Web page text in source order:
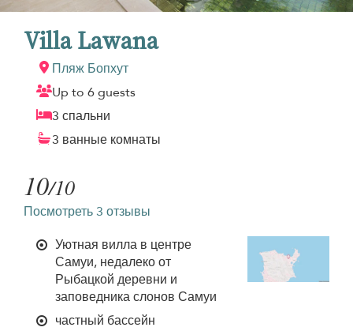
Villa Lawana
Пляж Бопхут
Up to 6 guests
3 спальни
3 ванные комнаты
10/10
Посмотреть 3 отзывы
Уютная вилла в центре
Самуи, недалеко от
Рыбацкой деревни и
заповедника слонов Самуи
частный бассейн